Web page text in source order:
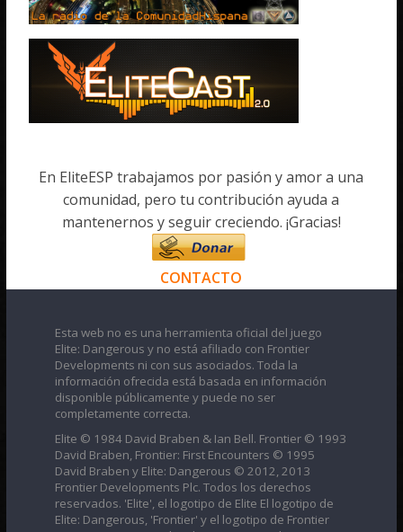
En EliteESP trabajamos por pasión y amor a una
comunidad, pero tu contribución ayuda a
mantenernos y seguir creciendo. ¡Gracias!
CONTACTO
Esta web no es una herramienta oficial del juego
Elite: Dangerous y no está afiliado con Frontier
Developments ni con sus asociados. Toda la
información ofrecida está basada en información
disponible públicamente y puede no ser
completamente correcta.
Elite © 1984 David Braben & Ian Bell. Frontier © 1993
David Braben, Frontier: First Encounters © 1995
David Braben y Elite: Dangerous © 2012, 2013
Frontier Developments Plc. Todos los derechos
reservados. 'Elite', el logotipo de Elite El logotipo de
Elite: Dangerous, 'Frontier' y el logotipo de Frontier